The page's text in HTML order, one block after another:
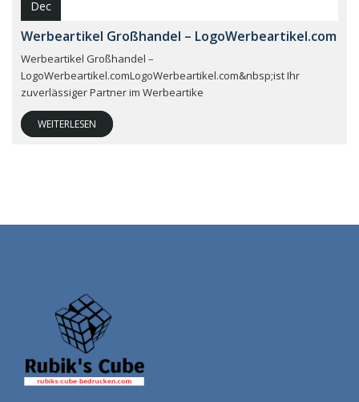
Dec
Werbeartikel Großhandel – LogoWerbeartikel.com
Werbeartikel Großhandel –
LogoWerbeartikel.comLogoWerbeartikel.com&nbsp;ist Ihr
zuverlässiger Partner im Werbeartike
WEITERLESEN